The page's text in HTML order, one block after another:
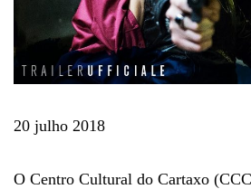
20 julho 2018
O Centro Cultural do Cartaxo